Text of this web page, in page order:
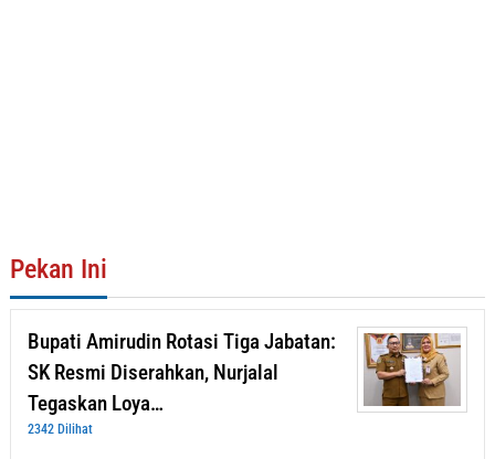
Pekan Ini
Bupati Amirudin Rotasi Tiga Jabatan:
SK Resmi Diserahkan, Nurjalal
Tegaskan Loya…
2342 Dilihat